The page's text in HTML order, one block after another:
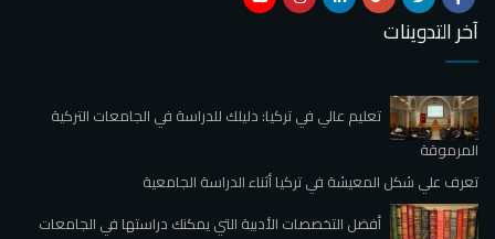
آخر التدوينات
تعليم عالي في تركيا: دليلك للدراسة في الجامعات التركية
المرموقة
تعرف علي شكل المعيشة في تركيا أثناء الدراسة الجامعية
أفضل التخصصات الأدبية التي يمكنك دراستها في الجامعات